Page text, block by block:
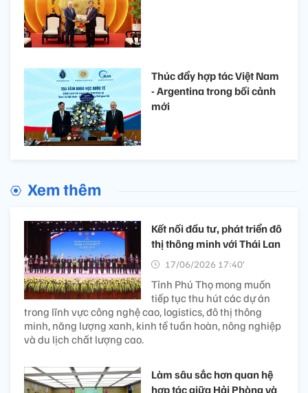
Thúc đẩy hợp tác Việt Nam
- Argentina trong bối cảnh
mới
Xem thêm
Kết nối đầu tư, phát triển đô
thị thông minh với Thái Lan
17/06/2026 17:40’
Tỉnh Phú Thọ mong muốn
tiếp tục thu hút các dự án
trong lĩnh vực công nghệ cao, logistics, đô thị thông
minh, năng lượng xanh, kinh tế tuần hoàn, nông nghiệp
và du lịch chất lượng cao.
Làm sâu sắc hơn quan hệ
hợp tác giữa Hải Phòng và